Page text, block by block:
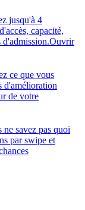
jusqu'à 4
capacité,
d'admission.Ouvrir
ce que vous
d'amélioration
de votre
ne savez pas quoi
par swipe et